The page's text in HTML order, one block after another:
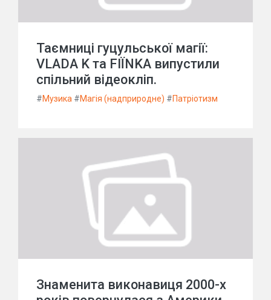
Таємниці гуцульської магії:
VLADA K та FIЇNKA випустили
спільний відеокліп.
#Музика #Магія (надприродне) #Патріотизм
Знаменита виконавиця 2000-х